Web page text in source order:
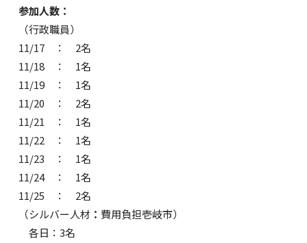
参加人数：
（行政職員）
11/17 ： 2名
11/18 ： 1名
11/19 ： 1名
11/20 ： 2名
11/21 ： 1名
11/22 ： 1名
11/23 ： 1名
11/24 ： 1名
11/25 ： 2名
（シルバー人材 ： 費用負担壱岐市）
各日：3名